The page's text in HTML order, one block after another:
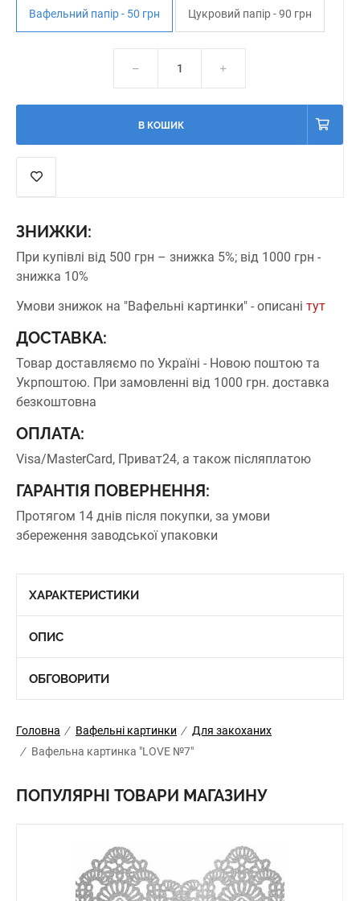
Вафельний папір - 50 грн Цукровий папір - 90 грн
В КОШИК
ЗНИЖКИ:
При купівлі від 500 грн – знижка 5%; від 1000 грн -
знижка 10%
Умови знижок на "Вафельні картинки" - описані тут
ДОСТАВКА:
Товар доставляємо по Україні - Новою поштою та
Укрпоштою. При замовленні від 1000 грн. доставка
безкоштовна
ОПЛАТА:
Visa/MasterCard, Приват24, а також післяплатою
ГАРАНТІЯ ПОВЕРНЕННЯ:
Протягом 14 днів після покупки, за умови
збереження заводської упаковки
ХАРАКТЕРИСТИКИ
ОПИС
ОБГОВОРИТИ
Головна / Вафельні картинки / Для закоханих
/ Вафельна картинка "LOVE №7"
ПОПУЛЯРНІ ТОВАРИ МАГАЗИНУ